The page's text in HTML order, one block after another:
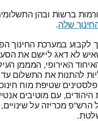
ברשות ובהן
שלה.
לקבוע במערכת החינוך
לא דאג ליישם את
האירופי, המממן
להתנות את התשלום עד
שטיפת מוח
היהודים, עם מוטיבים
מכריזה על